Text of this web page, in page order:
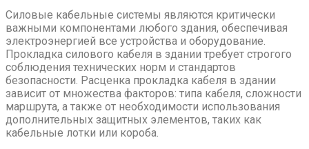
Силовые кабельные системы являются критически
важными компонентами любого здания, обеспечивая
электроэнергией все устройства и оборудование.
Прокладка силового кабеля в здании требует строгого
соблюдения технических норм и стандартов
безопасности. Расценка прокладка кабеля в здании
зависит от множества факторов: типа кабеля, сложности
маршрута, а также от необходимости использования
дополнительных защитных элементов, таких как
кабельные лотки или короба.